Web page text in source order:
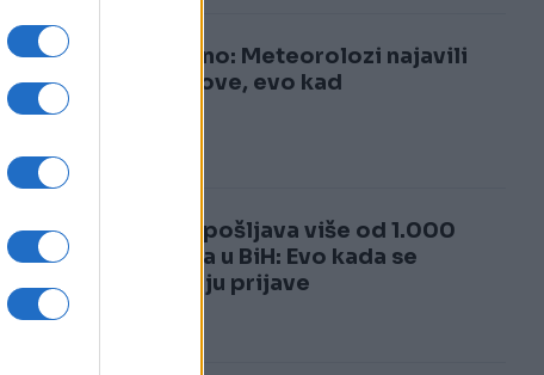
2
Konačno: Meteorolozi najavili
pljuskove, evo kad
3
Lidl zapošljava više od 1.000
radnika u BiH: Evo kada se
otvaraju prijave